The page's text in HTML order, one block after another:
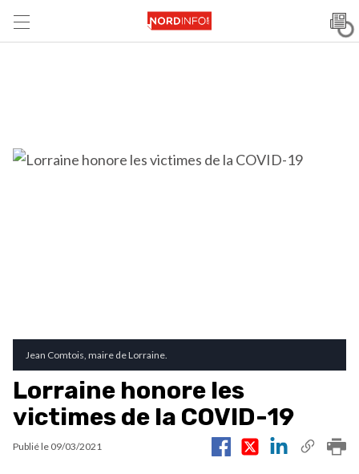
Jean Comtois, maire de Lorraine.
Lorraine honore les
victimes de la COVID-19
Publié le 09/03/2021